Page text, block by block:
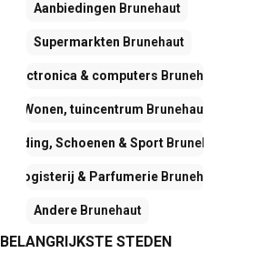
Aanbiedingen Brunehaut
Supermarkten Brunehaut
Electronica & computers Brunehaut
Wonen, tuincentrum Brunehaut
Kleding, Schoenen & SportBrunehaut
Drogisterij & ParfumerieBrunehaut
Andere Brunehaut
BELANGRIJKSTE STEDEN